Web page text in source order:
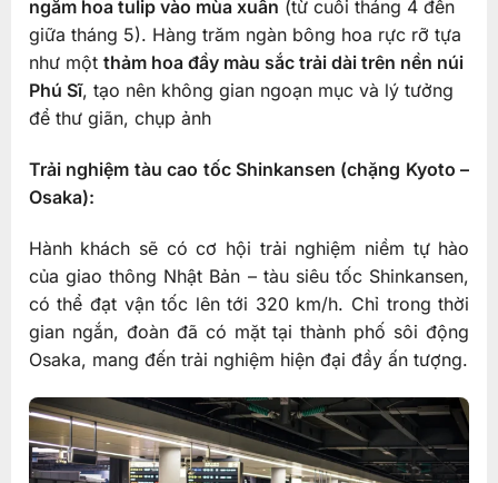
ngắm hoa tulip vào mùa xuân (từ cuối tháng 4 đến
giữa tháng 5). Hàng trăm ngàn bông hoa rực rỡ tựa
như một thảm hoa đầy màu sắc trải dài trên nền núi
Phú Sĩ, tạo nên không gian ngoạn mục và lý tưởng
để thư giãn, chụp ảnh
Trải nghiệm tàu cao tốc Shinkansen (chặng Kyoto –
Osaka):
Hành khách sẽ có cơ hội trải nghiệm niềm tự hào
của giao thông Nhật Bản – tàu siêu tốc Shinkansen,
có thể đạt vận tốc lên tới 320 km/h. Chỉ trong thời
gian ngắn, đoàn đã có mặt tại thành phố sôi động
Osaka, mang đến trải nghiệm hiện đại đầy ấn tượng.